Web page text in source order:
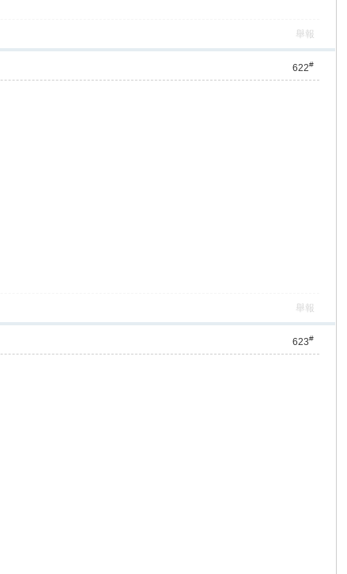
舉報
622#
舉報
623#